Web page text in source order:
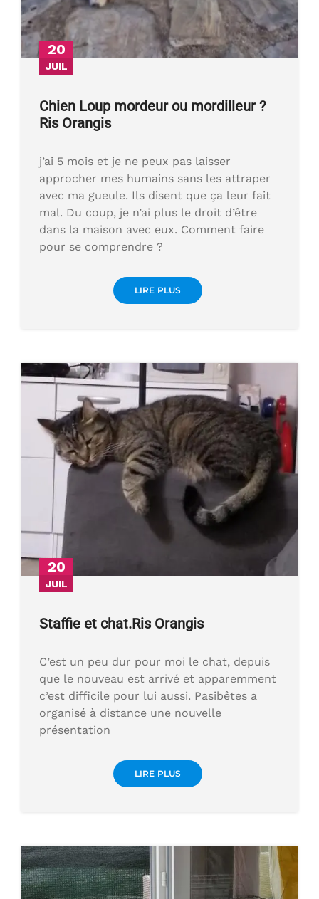
20
JUIL
Chien Loup mordeur ou mordilleur ?
Ris Orangis
j’ai 5 mois et je ne peux pas laisser
approcher mes humains sans les attraper
avec ma gueule. Ils disent que ça leur fait
mal. Du coup, je n’ai plus le droit d’être
dans la maison avec eux. Comment faire
pour se comprendre ?
LIRE PLUS
20
JUIL
Staffie et chat.Ris Orangis
C’est un peu dur pour moi le chat, depuis
que le nouveau est arrivé et apparemment
c’est difficile pour lui aussi. Pasibêtes a
organisé à distance une nouvelle
présentation
LIRE PLUS